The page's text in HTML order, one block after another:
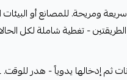
ومريحة. للمصانع أو البيئات